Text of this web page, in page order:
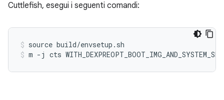
Cuttlefish, esegui i seguenti comandi:
source build/envsetup.sh
m -j cts